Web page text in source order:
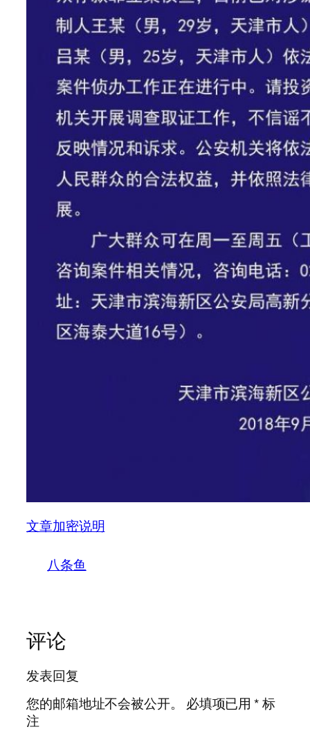
文章加密说明
八条鱼
评论
发表回复
您的邮箱地址不会被公开。
必填项已用*标
注